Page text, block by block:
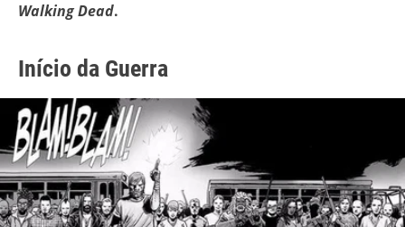
Walking Dead.
Início da Guerra